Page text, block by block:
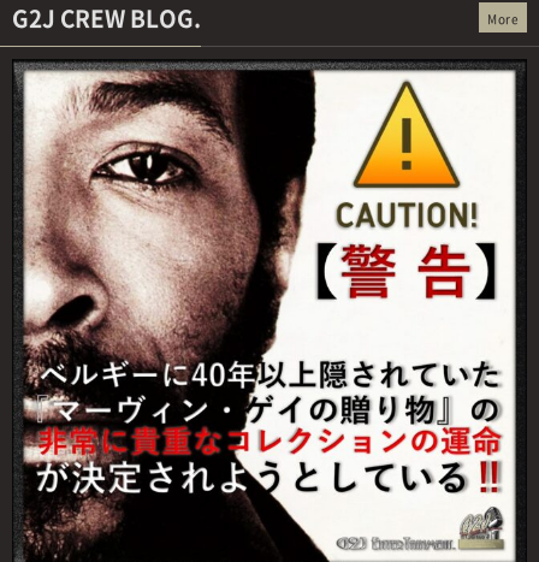
G2J CREW BLOG. More